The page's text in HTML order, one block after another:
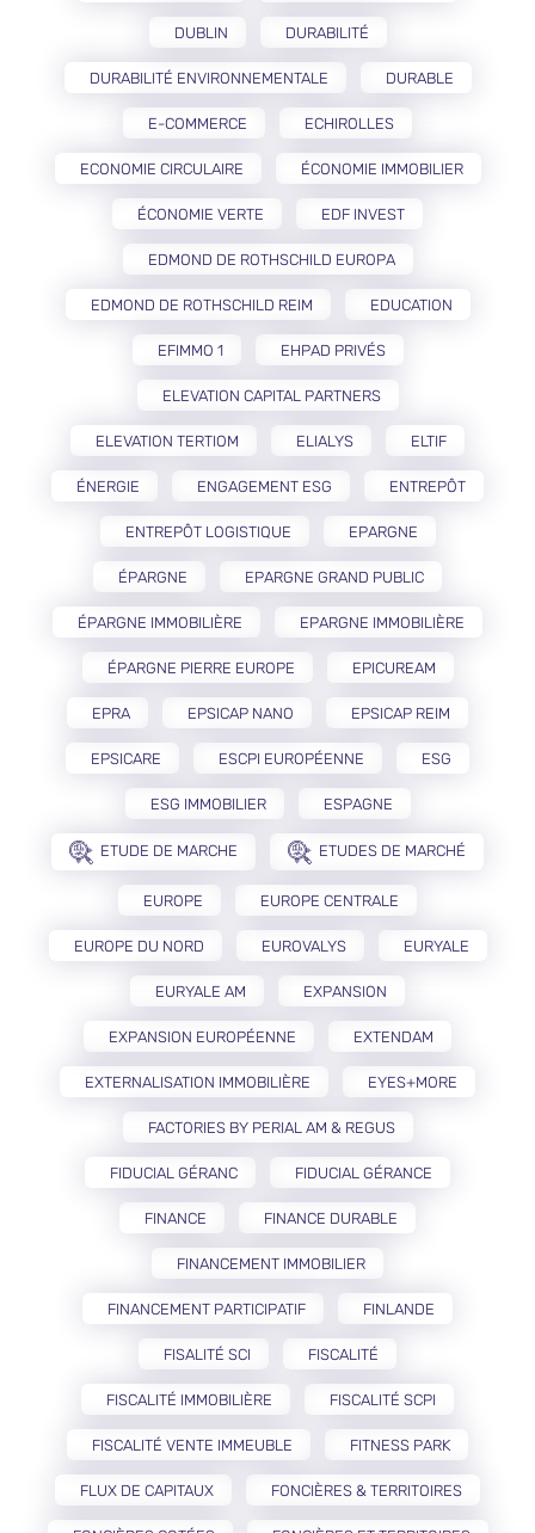
DUBLIN DURABILITÉ
DURABILITÉ ENVIRONNEMENTALE DURABLE
E-COMMERCE ECHIROLLES
ECONOMIE CIRCULAIRE ÉCONOMIE IMMOBILIER
ÉCONOMIE VERTE EDF INVEST
EDMOND DE ROTHSCHILD EUROPA
EDMOND DE ROTHSCHILD REIM EDUCATION
EFIMMO 1 EHPAD PRIVÉS
ELEVATION CAPITAL PARTNERS
ELEVATION TERTIOM ELIALYS ELTIF
ÉNERGIE ENGAGEMENT ESG ENTREPÔT
ENTREPÔT LOGISTIQUE EPARGNE
ÉPARGNE EPARGNE GRAND PUBLIC
ÉPARGNE IMMOBILIÈRE EPARGNE IMMOBILIÈRE
ÉPARGNE PIERRE EUROPE EPICUREAM
EPRA EPSICAP NANO EPSICAP REIM
EPSICARE ESCPI EUROPÉENNE ESG
ESG IMMOBILIER ESPAGNE
ETUDE DE MARCHE ETUDES DE MARCHÉ
EUROPE EUROPE CENTRALE
EUROPE DU NORD EUROVALYS EURYALE
EURYALE AM EXPANSION
EXPANSION EUROPÉENNE EXTENDAM
EXTERNALISATION IMMOBILIÈRE EYES+MORE
FACTORIES BY PERIAL AM & REGUS
FIDUCIAL GÉRANC FIDUCIAL GÉRANCE
FINANCE FINANCE DURABLE
FINANCEMENT IMMOBILIER
FINANCEMENT PARTICIPATIF FINLANDE
FISALITÉ SCI FISCALITÉ
FISCALITÉ IMMOBILIÈRE FISCALITÉ SCPI
FISCALITÉ VENTE IMMEUBLE FITNESS PARK
FLUX DE CAPITAUX FONCIÈRES & TERRITOIRES